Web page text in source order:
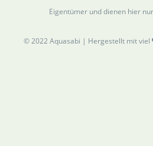
Eigentümer und dienen hier
© 2022 Aquasabi | Hergestellt mit viel